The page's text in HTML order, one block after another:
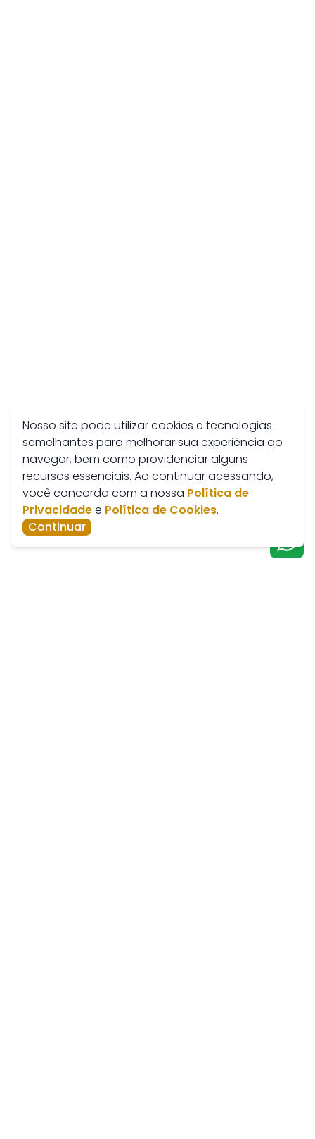
Nosso site pode utilizar cookies e tecnologias
semelhantes para melhorar sua experiência ao
navegar, bem como providenciar alguns
recursos essenciais. Ao continuar acessando,
você concorda com a nossa Política de
Privacidadee Política de Cookies.
Continuar